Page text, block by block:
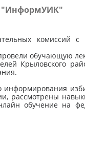
"ИнформУИК"
комиссий с
обучающую
Крыловского
рассмотрены
обучение на